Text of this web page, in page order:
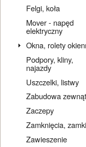
Felgi, koła
Mover - napęd
elektryczny
Okna, rolety
Podpory, kliny,
najazdy
Uszczelki, listwy
Zabudowa
Zaczepy
Zamknięcia, zamki
Zawieszenie